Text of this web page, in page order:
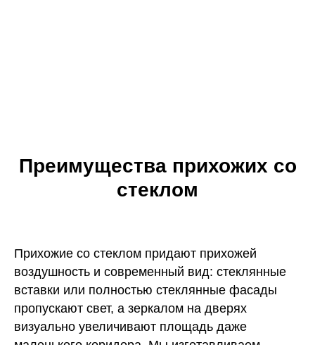
Преимущества прихожих со
стеклом
Прихожие со стеклом придают прихожей
воздушность и современный вид: стеклянные
вставки или полностью стеклянные фасады
пропускают свет, а зеркалом на дверях
визуально увеличивают площадь даже